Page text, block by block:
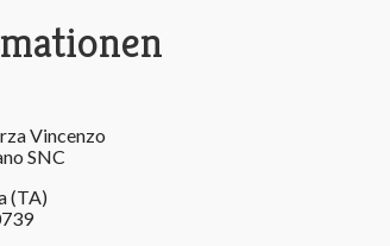
Vincenzo
SNC
(TA)